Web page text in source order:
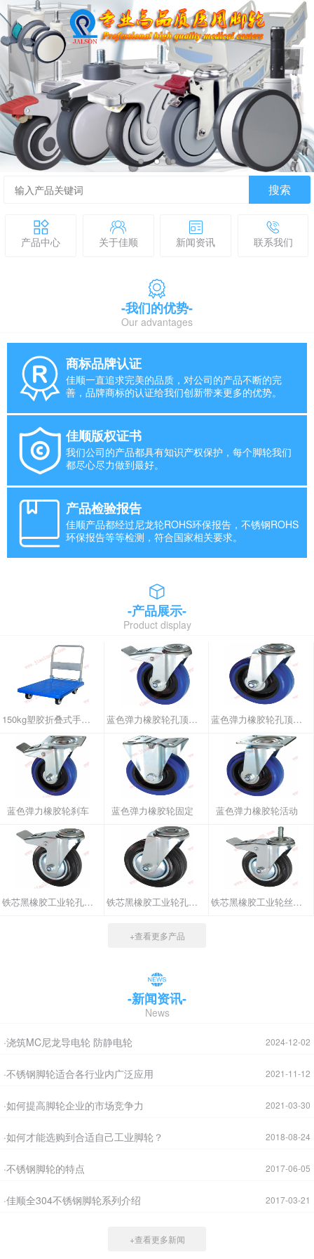
搜索
产品中心 关于佳顺 新闻资讯 联系我们
-我们的优势-
Our advantages
商标品牌认证
佳顺一直追求完美的品质，对公司的产品不断的完
善，品牌商标的认证给我们创新带来更多的优势。
佳顺版权证书
我们公司的产品都具有知识产权保护，每个脚轮我们
都尽心尽力做到最好。
产品检验报告
佳顺产品都经过尼龙轮ROHS环保报告，不锈钢ROHS
环保报告等等检测，符合国家相关要求。
-产品展示-
Product display
150kg塑胶折叠式手推车 蓝色弹力橡胶轮孔顶刹车 蓝色弹力橡胶轮孔顶活动
蓝色弹力橡胶轮刹车 蓝色弹力橡胶轮固定 蓝色弹力橡胶轮活动
铁芯黑橡胶工业轮孔顶刹车 铁芯黑橡胶工业轮孔顶活动 铁芯黑橡胶工业轮丝杆刹车
+查看更多产品
-新闻资讯-
News
2024-12-02
·浇筑MC尼龙导电轮 防静电轮
2021-11-12
·不锈钢脚轮适合各行业内广泛应用
2021-03-30
·如何提高脚轮企业的市场竞争力
2018-08-24
·如何才能选购到合适自己工业脚轮？
2017-06-05
·不锈钢脚轮的特点
2017-03-21
·佳顺全304不锈钢脚轮系列介绍
+查看更多新闻